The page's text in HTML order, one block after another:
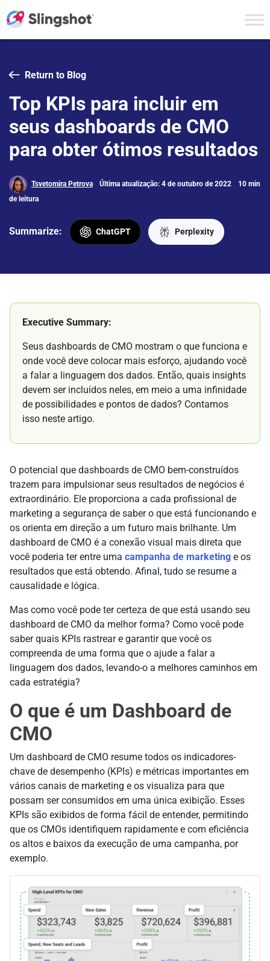
Return to Blog
Top KPIs para incluir em
seus dashboards de CMO
para obter ótimos resultados
Tsvetomira Petrova Última atualização: 4 de outubro de 2022
10 min
de leitura
Summarize: ChatGPT Perplexity
Executive Summary:
Seus dashboards de CMO mostram o que funciona e
onde você deve colocar mais esforço, ajudando você
a falar a linguagem dos dados. Então, quais insights
devem ser incluídos neles, em meio a uma infinidade
de possibilidades e pontos de dados? Contamos
isso neste artigo.
O potencial que dashboards de CMO bem-construídos
trazem para impulsionar seus resultados de negócios é
extraordinário. Ele proporciona a cada profissional de
marketing a segurança de saber o que está funcionando e
os orienta em direção a um futuro mais brilhante. Um
dashboard de CMO é a conexão visual mais direta que
você poderia ter entre uma campanha de marketing e os
resultados que está obtendo. Afinal, tudo se resume a
causalidade e lógica.
Mas como você pode ter certeza de que está usando seu
dashboard de CMO da melhor forma? Como você pode
saber quais KPIs rastrear e garantir que você os
compreenda de uma forma que o ajude a falar a
linguagem dos dados, levando-o a melhores caminhos em
cada estratégia?
O que é um Dashboard de
CMO
Um dashboard de CMO resume todos os indicadores-
chave de desempenho (KPIs) e métricas importantes em
vários canais de marketing e os visualiza para que
possam ser consumidos em uma única exibição. Esses
KPIs são exibidos de forma fácil de entender, permitindo
que os CMOs identifiquem rapidamente e com eficiência
os altos e baixos da execução de uma campanha, por
exemplo.